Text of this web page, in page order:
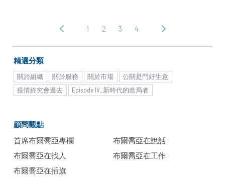
‹ 上
頁
1 2 3 4
下
頁 ›
精選分類
關於組織 關於服務 關於市場
公關是門好生意
疫情終究會過去
Episode IV_新時代的造局者
顧問觀點
首席布爾喬亞專欄
布爾喬亞在說話
布爾喬亞在找人
布爾喬亞在工作
布爾喬亞在插旗